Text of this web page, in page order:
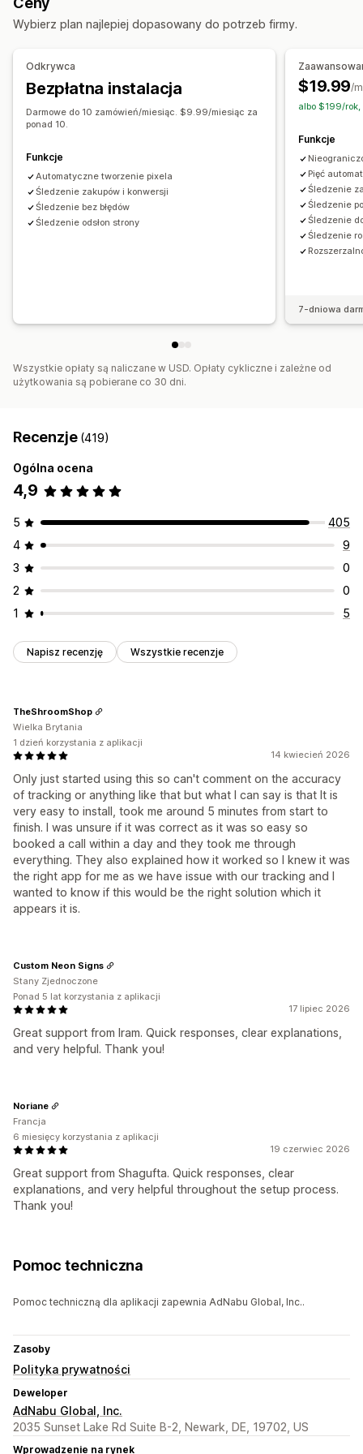
Analizy wydajności
Śledzenie konwersji
Marketing i sprzedaż
Materiały wizualne i raporty
Analizy pulpitu Niestandardowe pulpity
Niestandardowe raporty
Wybierz plan najlepiej dopasowany do potrzeb firmy.
Odkrywca
Bezpłatna instalacja
Darmowe do 10 zamówień/miesiąc. $9.99/miesiąc za
ponad 10.
Funkcje
Automatyczne tworzenie pixela
Śledzenie zakupów i konwersji
Śledzenie bez błędów
Śledzenie odsłon strony
$19.99/
albo $199/rok,
Funkcje
Pięć
Śledzenie
Śledzenie
Śledzenie
Śledzenie
7-dniowa
Wszystkie opłaty są naliczane w USD. Opłaty cykliczne i zależne od
użytkowania są pobierane co 30 dni.
Recenzje (419)
Ogólna ocena
4,9
5
405
4
9
3
0
2
0
1
5
Napisz recenzję Wszystkie recenzje
14 kwiecień 2026
Only just started using this so can't comment on the accuracy
of tracking or anything like that but what I can say is that It is
very easy to install, took me around 5 minutes from start to
finish. I was unsure if it was correct as it was so easy so
booked a call within a day and they took me through
everything. They also explained how it worked so I knew it was
the right app for me as we have issue with our tracking and I
wanted to know if this would be the right solution which it
appears it is.
TheShroomShop
Wielka Brytania
1 dzień korzystania z aplikacji
17 lipiec 2026
Great support from Iram. Quick responses, clear explanations,
and very helpful. Thank you!
Custom Neon Signs
Stany Zjednoczone
Ponad 5 lat korzystania z aplikacji
19 czerwiec 2026
Great support from Shagufta. Quick responses, clear
explanations, and very helpful throughout the setup process.
Thank you!
Noriane
Francja
6 miesięcy korzystania z aplikacji
Pomoc techniczna
Pomoc techniczną dla aplikacji zapewnia AdNabu Global, Inc..
Zasoby
Polityka prywatności
Deweloper
AdNabu Global, Inc.
2035 Sunset Lake Rd Suite B-2, Newark, DE, 19702, US
Wprowadzenie na rynek